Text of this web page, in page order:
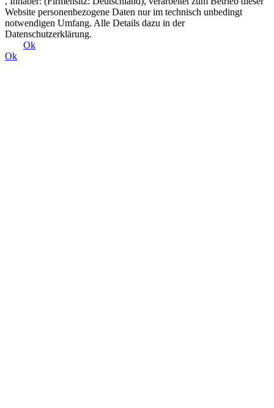
Website personenbezogene Daten nur im technisch unbedingt
notwendigen Umfang. Alle Details dazu in der
Datenschutzerklärung.
Ok
Ok